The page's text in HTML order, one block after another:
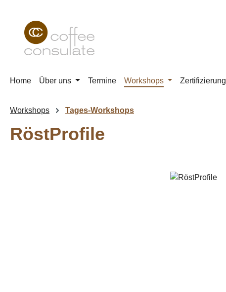
Home Über uns Termine Workshops Zertifizierung
Workshops Tages-Workshops
RöstProfile